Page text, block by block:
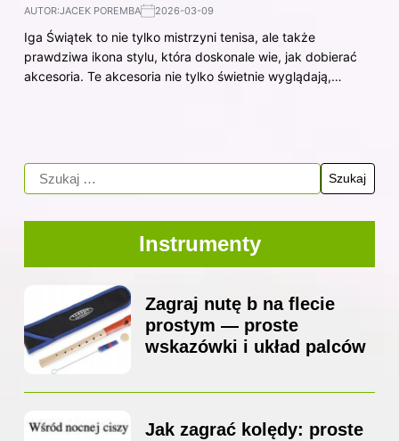
AUTOR:JACEK POREMBA 2026-03-09
Iga Świątek to nie tylko mistrzyni tenisa, ale także
prawdziwa ikona stylu, która doskonale wie, jak dobierać
akcesoria. Te akcesoria nie tylko świetnie wyglądają,…
Instrumenty
Zagraj nutę b na flecie
prostym — proste
wskazówki i układ palców
Jak zagrać kolędy: proste